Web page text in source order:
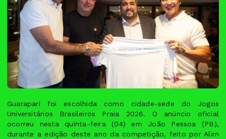
Guarapari foi escolhida como cidade-sede do Jogos
Universitários Brasileiros Praia 2026. O anúncio oficial
ocorreu nesta quinta-feira (04) em João Pessoa (PB),
durante a edição deste ano da competição, feito por Alim